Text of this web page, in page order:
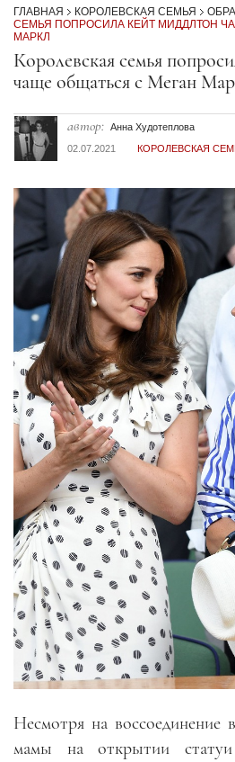
ГЛАВНАЯ КОРОЛЕВСКАЯ СЕМЬЯ
СЕМЬЯ ПОПРОСИЛА КЕЙТ МИДДЛТОН
МАРКЛ
Секция статей
Королевская семья
чаще общаться с Меган
автор: Анна Худотеплова
02.07.2021
КОРОЛЕВСКАЯ
Несмотря на воссоединение
мамы на открытии